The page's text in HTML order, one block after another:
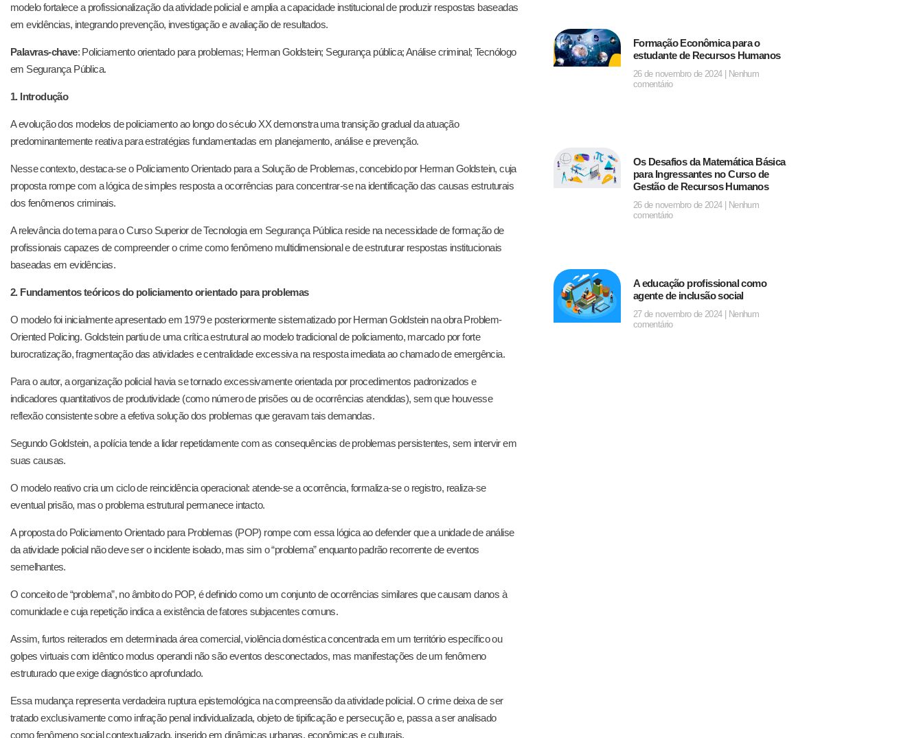
modelo fortalece a profissionalização da atividade policial e amplia a capacidade institucional de produzir respostas baseadas
em evidências, integrando prevenção, investigação e avaliação de resultados.
Palavras-chave: Policiamento orientado para problemas; Herman Goldstein; Segurança pública; Análise criminal; Tecnólogo
em Segurança Pública.
1. Introdução
A evolução dos modelos de policiamento ao longo do século XX demonstra uma transição gradual da atuação
predominantemente reativa para estratégias fundamentadas em planejamento, análise e prevenção.
Nesse contexto, destaca-se o Policiamento Orientado para a Solução de Problemas, concebido por Herman Goldstein, cuja
proposta rompe com a lógica de simples resposta a ocorrências para concentrar-se na identificação das causas estruturais
dos fenômenos criminais.
A relevância do tema para o Curso Superior de Tecnologia em Segurança Pública reside na necessidade de formação de
profissionais capazes de compreender o crime como fenômeno multidimensional e de estruturar respostas institucionais
baseadas em evidências.
2. Fundamentos teóricos do policiamento orientado para problemas
O modelo foi inicialmente apresentado em 1979 e posteriormente sistematizado por Herman Goldstein na obra Problem-
Oriented Policing. Goldstein partiu de uma crítica estrutural ao modelo tradicional de policiamento, marcado por forte
burocratização, fragmentação das atividades e centralidade excessiva na resposta imediata ao chamado de emergência.
Para o autor, a organização policial havia se tornado excessivamente orientada por procedimentos padronizados e
indicadores quantitativos de produtividade (como número de prisões ou de ocorrências atendidas), sem que houvesse
reflexão consistente sobre a efetiva solução dos problemas que geravam tais demandas.
Segundo Goldstein, a polícia tende a lidar repetidamente com as consequências de problemas persistentes, sem intervir em
suas causas.
O modelo reativo cria um ciclo de reincidência operacional: atende-se a ocorrência, formaliza-se o registro, realiza-se
eventual prisão, mas o problema estrutural permanece intacto.
A proposta do Policiamento Orientado para Problemas (POP) rompe com essa lógica ao defender que a unidade de análise
da atividade policial não deve ser o incidente isolado, mas sim o “problema” enquanto padrão recorrente de eventos
semelhantes.
O conceito de “problema”, no âmbito do POP, é definido como um conjunto de ocorrências similares que causam danos à
comunidade e cuja repetição indica a existência de fatores subjacentes comuns.
Assim, furtos reiterados em determinada área comercial, violência doméstica concentrada em um território específico ou
golpes virtuais com idêntico modus operandi não são eventos desconectados, mas manifestações de um fenômeno
estruturado que exige diagnóstico aprofundado.
Essa mudança representa verdadeira ruptura epistemológica na compreensão da atividade policial. O crime deixa de ser
tratado exclusivamente como infração penal individualizada, objeto de tipificação e persecução e, passa a ser analisado
como fenômeno social contextualizado, inserido em dinâmicas urbanas, econômicas e culturais.
Formação Econômica para o
estudante de Recursos Humanos
26 de novembro de 2024
Nenhum
comentário
Os Desafios da Matemática Básica
para Ingressantes no Curso de
Gestão de Recursos Humanos
26 de novembro de 2024
Nenhum
comentário
A educação profissional como
agente de inclusão social
27 de novembro de 2024
Nenhum
comentário